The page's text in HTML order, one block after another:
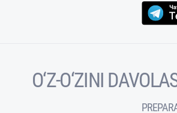
O‘Z-O‘ZINI